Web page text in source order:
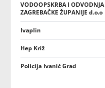
VODOOPSKRBA I ODVODNJA
ZAGREBAČKE ŽUPANIJE d.o.o
Ivaplin
Hep Križ
Policija Ivanić Grad